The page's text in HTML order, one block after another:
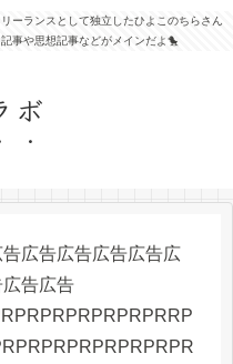
ーランスとして独立したひよこのちらさん
事や思想記事などがメインだよ🐤
ボ
広告広告広告広告広
告広告